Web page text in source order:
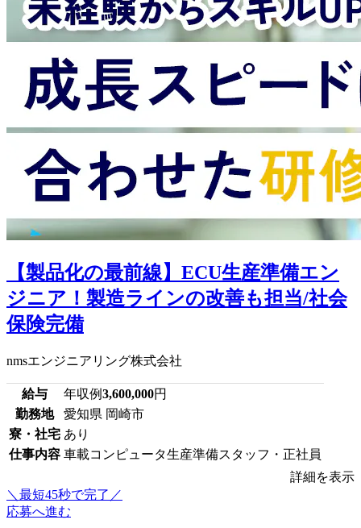
【製品化の最前線】ECU生産準備エン
ジニア！製造ラインの改善も担当/社会
保険完備
nmsエンジニアリング株式会社
給与 年収例3,600,000円
勤務地
愛知県 岡崎市
寮・社宅 あり
仕事内容 車載コンピュータ生産準備スタッフ・正社員
詳細を表示
＼最短45秒で完了／
応募へ進む